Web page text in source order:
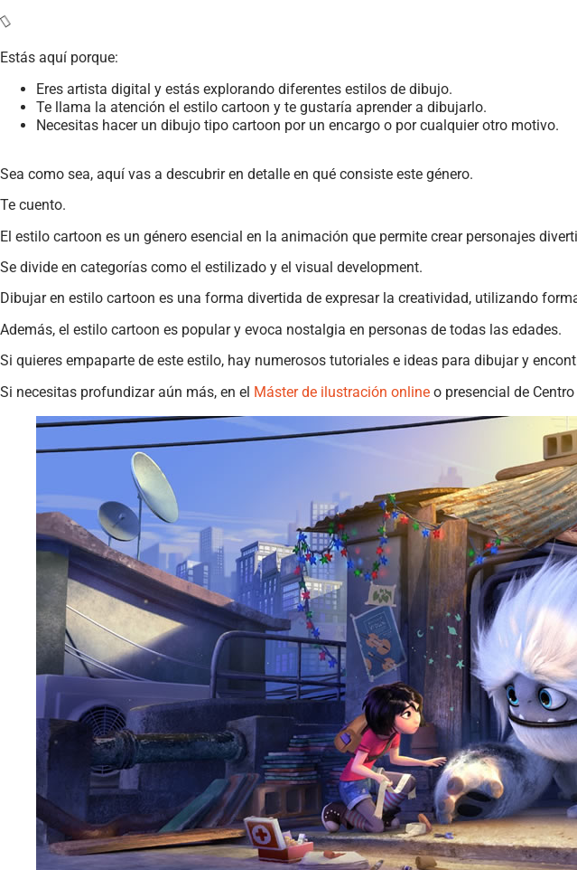
Estás aquí porque:
Eres artista digital y estás explorando diferentes estilos de dibujo.
Te llama la atención el estilo cartoon y te gustaría aprender a dibujarlo.
Necesitas hacer un dibujo tipo cartoon por un encargo o por cualquier otro motivo.
Sea como sea, aquí vas a descubrir en detalle en qué consiste este género.
Te cuento.
El estilo cartoon es un género esencial en la animación que permite crear personajes
Se divide en categorías como el estilizado y el visual development.
Dibujar en estilo cartoon es una forma divertida de expresar la creatividad, utilizando
Además, el estilo cartoon es popular y evoca nostalgia en personas de todas las edades.
Si quieres empaparte de este estilo, hay numerosos tutoriales e ideas para dibujar y
Si necesitas profundizar aún más, en el Máster de ilustración online o presencial de